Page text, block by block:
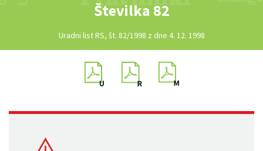
Številka 82
Uradni list RS, št. 82/1998 z dne 4. 12. 1998